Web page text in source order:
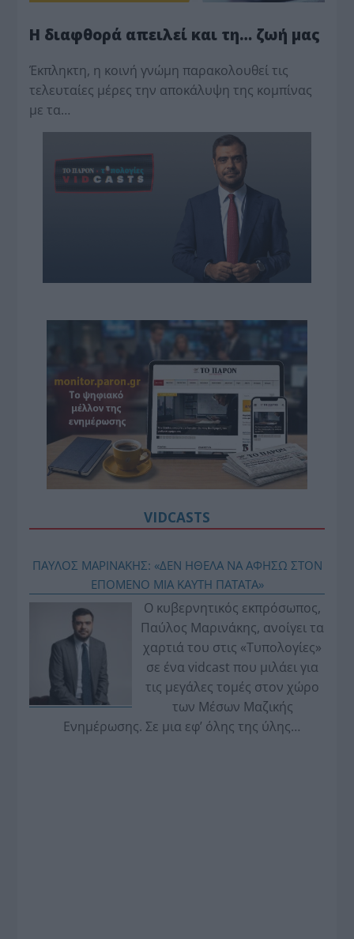
Η διαφθορά απειλεί και τη… ζωή μας
Έκπληκτη, η κοινή γνώμη παρακολουθεί τις
τελευταίες μέρες την αποκάλυψη της κο­μπίνας
με τα…
VIDCASTS
ΠΑΥΛΟΣ ΜΑΡΙΝΑΚΗΣ: «ΔΕΝ ΗΘΕΛΑ ΝΑ ΑΦΗΣΩ ΣΤΟΝ
ΕΠΟΜΕΝΟ ΜΙΑ ΚΑΥΤΗ ΠΑΤΑΤΑ»
Ο κυβερνητικός εκπρόσωπος,
Παύλος Μαρινάκης, ανοίγει τα
χαρτιά του στις «Τυπολογίες»
σε ένα vidcast που μιλάει για
τις μεγάλες τομές στον χώρο
των Μέσων Μαζικής
Ενημέρωσης. Σε μια εφ’ όλης της ύλης